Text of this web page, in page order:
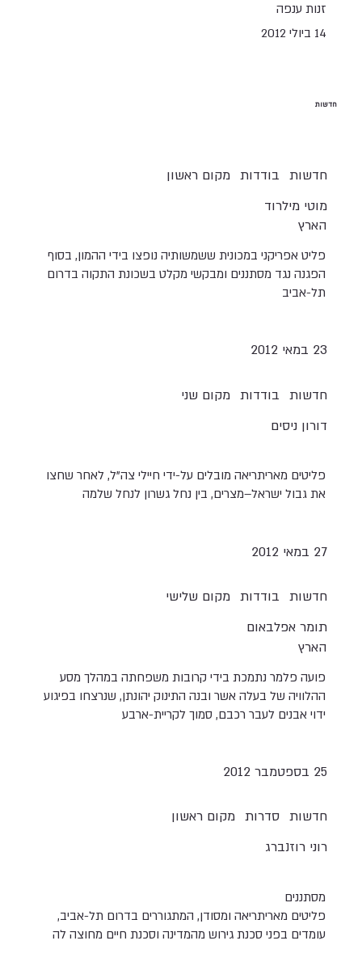
זנות ענפה
חדשות
מקום ראשון בודדות חדשות
מוטי מילרוד
הארץ
פליט אפריקני במכונית ששמשותיה נופצו בידי ההמון, בסוף
הפגנה נגד מסתננים ומבקשי מקלט בשכונת התקוה בדרום
תל-אביב
23 במאי 2012
מקום שני בודדות חדשות
דורון ניסים
פליטים מאריתריאה מובלים על-ידי חיילי צה"ל, לאחר שחצו
את גבול ישראל–מצרים, בין נחל גשרון לנחל שלמה
27 במאי 2012
מקום שלישי בודדות חדשות
תומר אפלבאום
הארץ
פועה פלמר נתמכת בידי קרובות משפחתה במהלך מסע
ההלוויה של בעלה אשר ובנה התינוק יהונתן, שנרצחו בפיגוע
ידוי אבנים לעבר רכבם, סמוך לקריית-ארבע
25 בספטמבר 2012
מקום ראשון סדרות חדשות
רוני רוזנברג
מסתננים
פליטים מאריתריאה ומסודן, המתגוררים בדרום תל-אביב,
עומדים בפני סכנת גירוש מהמדינה וסכנת חיים מחוצה לה